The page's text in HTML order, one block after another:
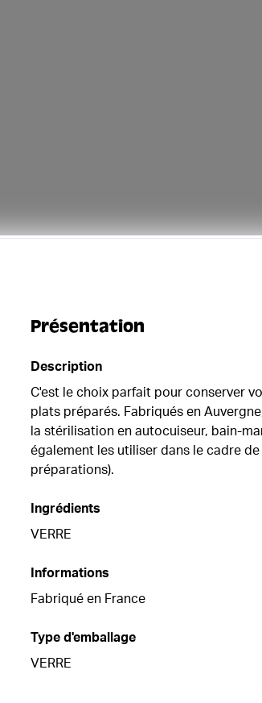
Présentation
Description
C'est le choix parfait pour conserver
plats préparés. Fabriqués en
la stérilisation en autocuiseur, bain-
également les utiliser dans le cadre
préparations).
Ingrédients
VERRE
Informations
Fabriqué en France
Type d'emballage
VERRE